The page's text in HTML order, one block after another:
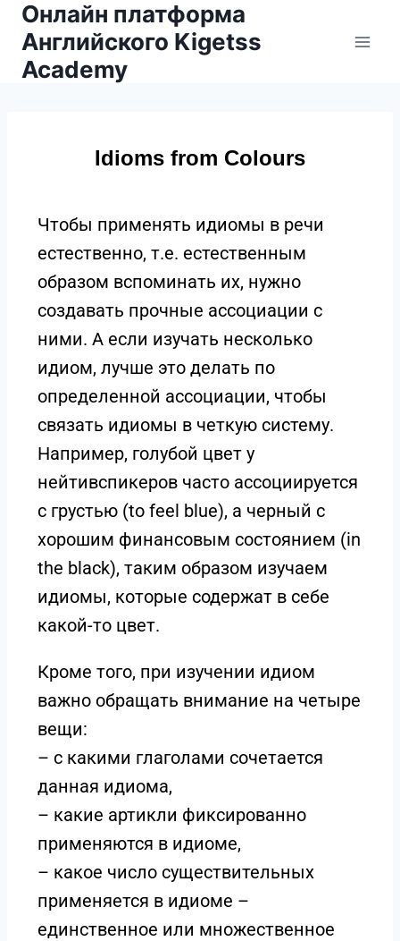
Онлайн платформа
Английского Kigetss
Academy
Idioms from Colours
Чтобы применять идиомы в речи
естественно, т.е. естественным
образом вспоминать их, нужно
создавать прочные ассоциации с
ними. А если изучать несколько
идиом, лучше это делать по
определенной ассоциации, чтобы
связать идиомы в четкую систему.
Например, голубой цвет у
нейтивспикеров часто ассоциируется
с грустью (to feel blue), а черный с
хорошим финансовым состоянием (in
the black), таким образом изучаем
идиомы, которые содержат в себе
какой-то цвет.
Кроме того, при изучении идиом
важно обращать внимание на четыре
вещи:
– с какими глаголами сочетается
данная идиома,
– какие артикли фиксированно
применяются в идиоме,
– какое число существительных
применяется в идиоме –
единственное или множественное